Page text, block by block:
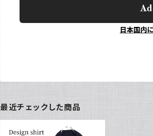
日本国内
最近チェックした商品